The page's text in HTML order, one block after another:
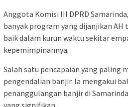
Anggota Komisi III DPRD
banyak program yang dijanjikan
baik dalam kurun waktu sekitar
kepemimpinannya.
Salah satu pencapaian yang paling
pengendalian banjir. Ia mengakui
penanggulangan banjir di
yang signifikan.